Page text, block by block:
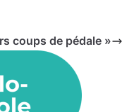
coups de pédale »